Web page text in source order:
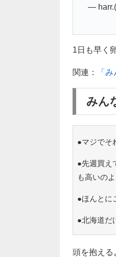
—
1日も早く
関連： 「
みん
●マジでそ
●先週買え
も高いの
●ほんとに
●北海道だ
頭を抱える